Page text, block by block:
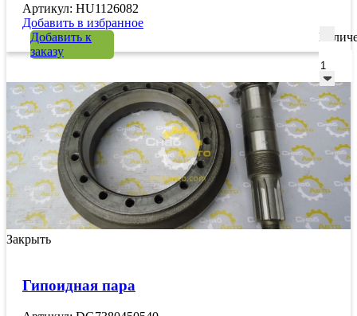
Артикул: HU1126082
Добавить в избранное
Добавить к
заказу
Закрыть
Гипоидная пара